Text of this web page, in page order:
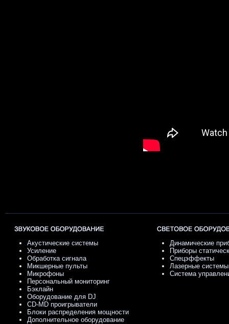
Акустические системы
Усиление
Обработка сигнала
Микшерные пульты
Микрофоны
Персональный мониторинг
Бэклайн
Оборудование для DJ
CD-MD проигрыватели
Блоки распределения мощности
Дополнительное оборудование
Динамические
Приборы
Спецэффекты
Лазерные системы
Система